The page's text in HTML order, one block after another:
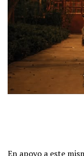
En apoyo a este